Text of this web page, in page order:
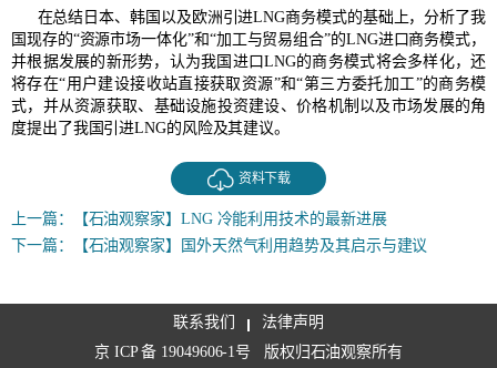
在总结日本、韩国以及欧洲引进LNG商务模式的基础上，分析了我
国现存的“资源市场一体化”和“加工与贸易组合”的LNG进口商务模式，
并根据发展的新形势，认为我国进口LNG的商务模式将会多样化，还
将存在“用户建设接收站直接获取资源”和“第三方委托加工”的商务模
式，并从资源获取、基础设施投资建设、价格机制以及市场发展的角
度提出了我国引进LNG的风险及其建议。
资料下载
上一篇：
【石油观察家】LNG 冷能利用技术的最新进展
下一篇：
【石油观察家】国外天然气利用趋势及其启示与建议
联系我们
法律声明
京 ICP 备 19049606-1号 版权归石油观察所有